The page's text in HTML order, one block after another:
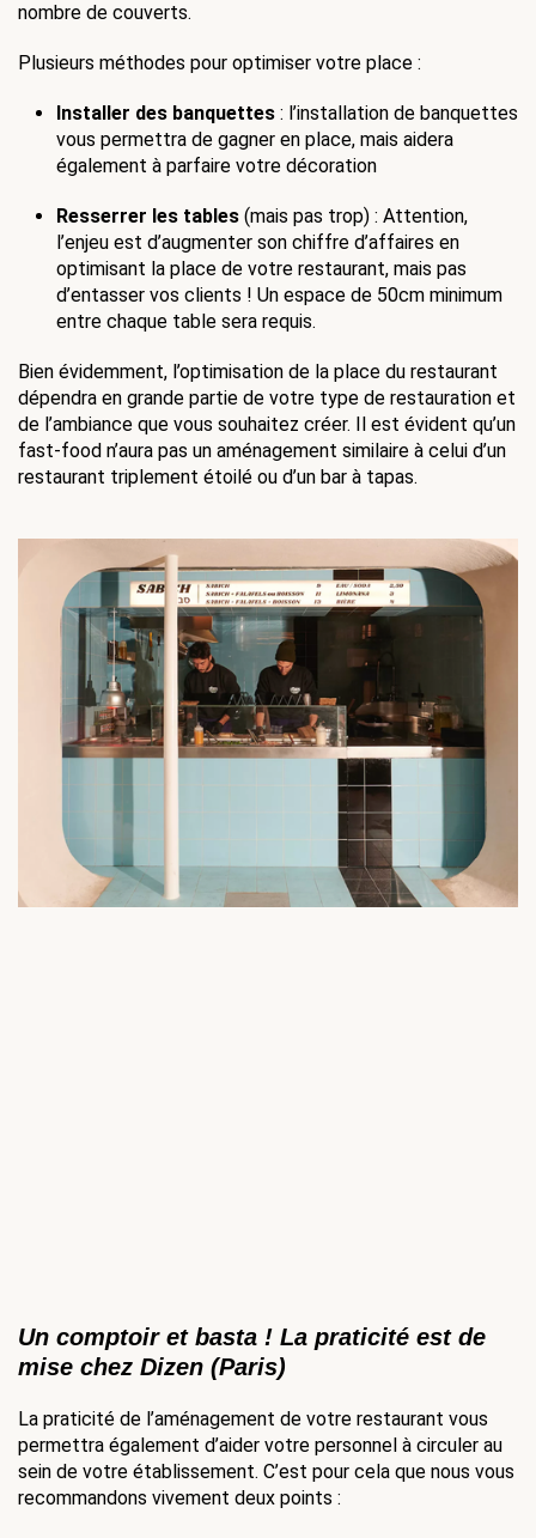
nombre de couverts.
Plusieurs méthodes pour optimiser votre place :
Installer des banquettes : l’installation de banquettes
vous permettra de gagner en place, mais aidera
également à parfaire votre décoration
Resserrer les tables (mais pas trop) : Attention,
l’enjeu est d’augmenter son chiffre d’affaires en
optimisant la place de votre restaurant, mais pas
d’entasser vos clients ! Un espace de 50cm minimum
entre chaque table sera requis.
Bien évidemment, l’optimisation de la place du restaurant
dépendra en grande partie de votre type de restauration et
de l’ambiance que vous souhaitez créer. Il est évident qu’un
fast-food n’aura pas un aménagement similaire à celui d’un
restaurant triplement étoilé ou d’un bar à tapas.
Un comptoir et basta ! La praticité est de
mise chez Dizen (Paris)
La praticité de l’aménagement de votre restaurant vous
permettra également d’aider votre personnel à circuler au
sein de votre établissement. C’est pour cela que nous vous
recommandons vivement deux points :